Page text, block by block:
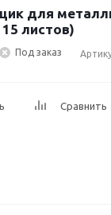
для
листов)
Под заказ
Сравнить